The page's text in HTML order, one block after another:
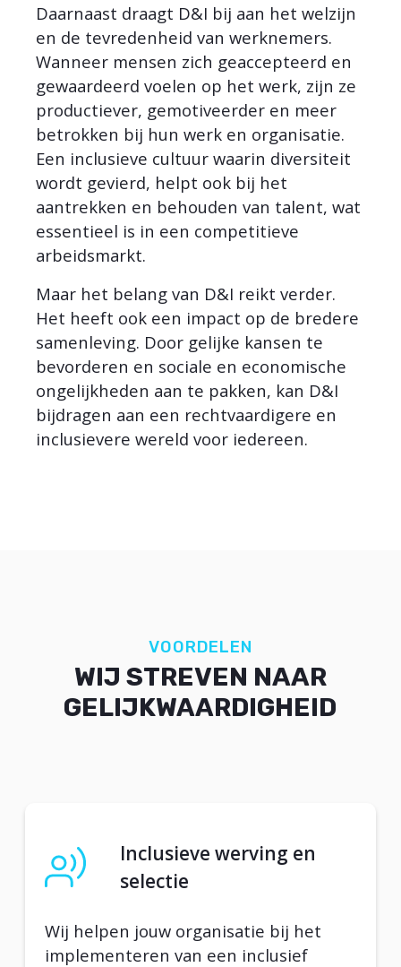
Daarnaast draagt D&I bij aan het welzijn
en de tevredenheid van werknemers.
Wanneer mensen zich geaccepteerd en
gewaardeerd voelen op het werk, zijn ze
productiever, gemotiveerder en meer
betrokken bij hun werk en organisatie.
Een inclusieve cultuur waarin diversiteit
wordt gevierd, helpt ook bij het
aantrekken en behouden van talent, wat
essentieel is in een competitieve
arbeidsmarkt.
Maar het belang van D&I reikt verder.
Het heeft ook een impact op de bredere
samenleving. Door gelijke kansen te
bevorderen en sociale en economische
ongelijkheden aan te pakken, kan D&I
bijdragen aan een rechtvaardigere en
inclusievere wereld voor iedereen.
VOORDELEN
WIJ STREVEN NAAR
GELIJKWAARDIGHEID
Inclusieve werving en
selectie
Wij helpen jouw organisatie bij het
implementeren van een inclusief